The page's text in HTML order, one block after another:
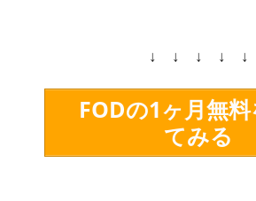
↓ ↓ ↓ ↓ ↓
FODの1ヶ月無
てみる